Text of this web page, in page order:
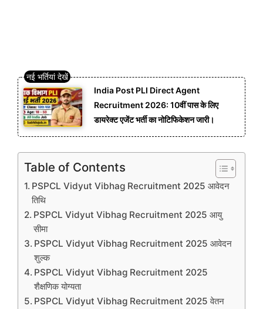
India Post PLI Direct Agent
Recruitment 2026: 10वीं पास के लिए
डायरेक्ट एजेंट भर्ती का नोटिफिकेशन जारी।
Table of Contents
PSPCL Vidyut Vibhag Recruitment 2025 आवेदन
तिथि
PSPCL Vidyut Vibhag Recruitment 2025 आयु
सीमा
PSPCL Vidyut Vibhag Recruitment 2025 आवेदन
शुल्क
PSPCL Vidyut Vibhag Recruitment 2025
शैक्षणिक योग्यता
PSPCL Vidyut Vibhag Recruitment 2025 वेतन